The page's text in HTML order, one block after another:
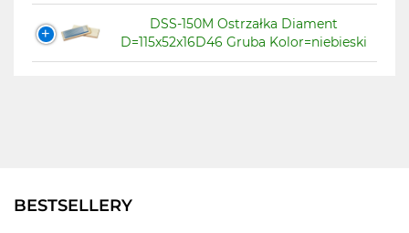
DSS-150M Ostrzałka Diament
D=115x52x16D46 Gruba Kolor=niebieski
BESTSELLERY